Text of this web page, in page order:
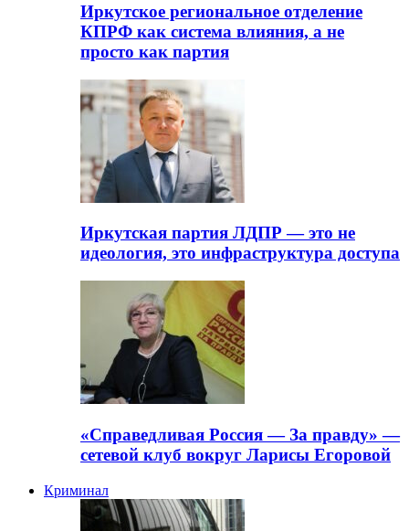
Иркутское региональное отделение
КПРФ как система влияния, а не
просто как партия
Иркутская партия ЛДПР — это не
идеология, это инфраструктура доступа
«Справедливая Россия — За правду» —
сетевой клуб вокруг Ларисы Егоровой
Криминал